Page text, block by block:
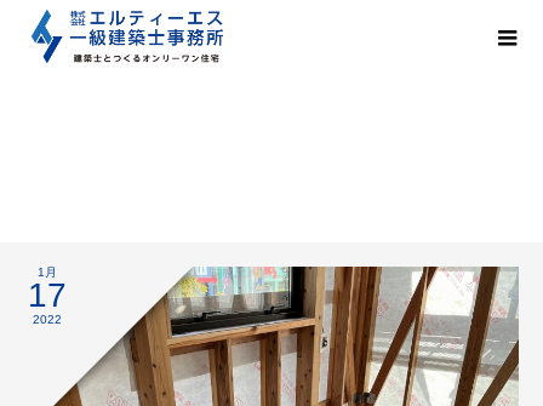
造作工事
1月
17
2022